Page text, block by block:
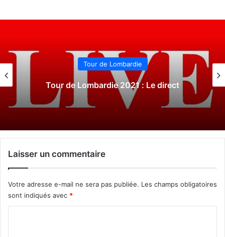
Tour de Lombardie
Tour de Lombardie 2021 : Le direct
Laisser un commentaire
Votre adresse e-mail ne sera pas publiée. Les champs obligatoires
sont indiqués avec *